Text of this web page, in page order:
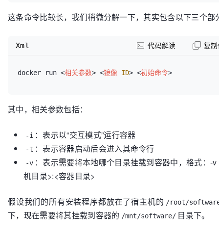
这条命令比较长，我们稍微分解一下，其实包含以下三个部
docker run <相关参数> <镜像 ID> <初始命令>
Xml 代码解读 复
其中，相关参数包括：
-i ：表示以“交互模式”运行容器
-t ：表示容器启动后会进入其命令行
-v ：表示需要将本地哪个目录挂载到容器中，格式：-
机目录>:<容器目录>
假设我们的所有安装程序都放在了宿主机的 /root/
下，现在需要将其挂载到容器的 /mnt/software/ 目录下。